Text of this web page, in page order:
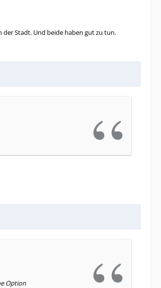
der Stadt. Und beide haben gut zu tun.
Option